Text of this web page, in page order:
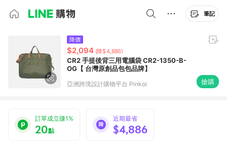
筆記
降價
$2,094 (降$4,886)
CR2 手提後背三用電腦袋 CR2-1350-B-
OG【 台灣原創品包包品牌】
亞洲跨境設計購物平台 Pinkoi 搶購
訂單成立賺1%
20點
近期最省
$4,886